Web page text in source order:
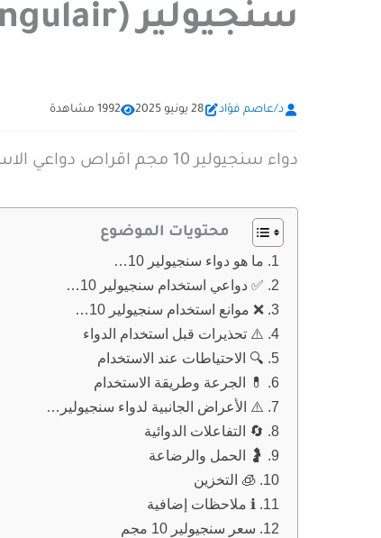
سنجيولير (Singulair) 10 مجم اقراص دواعي الاستعمال والجرعة
د/عاصم فؤاد 28 يونيو 2025 1992 مشاهدة
دواء سنجيولير 10 مجم اقراص دواعي الاستعمال والجرعة
محتويات الموضوع
ما هو دواء سنجيولير 10…
✅ دواعي استخدام سنجيولير 10…
❌ موانع استخدام سنجيولير 10…
⚠️ تحذيرات قبل استخدام الدواء
🔍 الاحتياطات عند الاستخدام
💊 الجرعة وطريقة الاستخدام
⚠️ الأعراض الجانبية لدواء سنجيولير…
🔄 التفاعلات الدوائية
🤰 الحمل والرضاعة
🧊 التخزين
ℹ️ ملاحظات إضافية
سعر سنجيولير 10 مجم